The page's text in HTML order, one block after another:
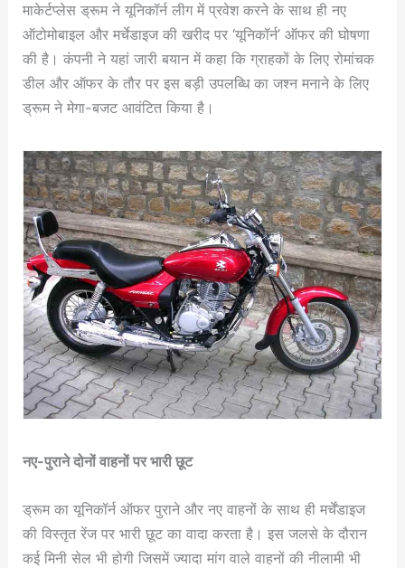
माकेर्टप्लेस ड्रूम ने यूनिकॉर्न लीग में प्रवेश करने के साथ ही नए
ऑटोमोबाइल और मर्चेडाइज की खरीद पर ‘यूनिकॉर्न’ ऑफर की घोषणा
की है। कंपनी ने यहां जारी बयान में कहा कि ग्राहकों के लिए रोमांचक
डील और ऑफर के तौर पर इस बड़ी उपलब्धि का जश्न मनाने के लिए
ड्रूम ने मेगा-बजट आवंटित किया है।
नए-पुराने दोनों वाहनों पर भारी छूट
ड्रूम का यूनिकॉर्न ऑफर पुराने और नए वाहनों के साथ ही मर्चेंडाइज
की विस्तृत रेंज पर भारी छूट का वादा करता है। इस जलसे के दौरान
कई मिनी सेल भी होगी जिसमें ज्यादा मांग वाले वाहनों की नीलामी भी